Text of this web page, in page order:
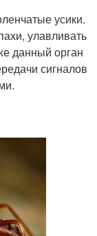
усики.
улавливать
данный орган
сигналов